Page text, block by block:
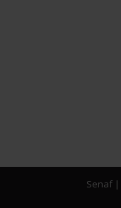
Senaf|